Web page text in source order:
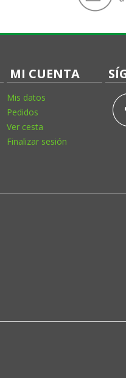
MI CUENTA
Mis datos
Pedidos
Ver cesta
Finalizar sesión